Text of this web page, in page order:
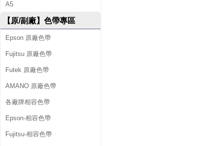
A5
【原/副廠】色帶專區
Epson 原廠色帶
Fujitsu 原廠色帶
Futek 原廠色帶
AMANO 原廠色帶
各廠牌相容色帶
Epson-相容色帶
Fujitsu-相容色帶